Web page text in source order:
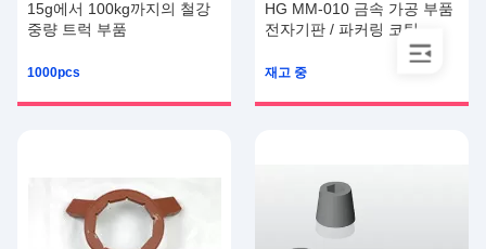
15g에서 100kg까지의 철강
중량 트럭 부품
1000pcs
HG MM-010 금속 가공 부품
전자기판 / 파커링 코팅
재고 중